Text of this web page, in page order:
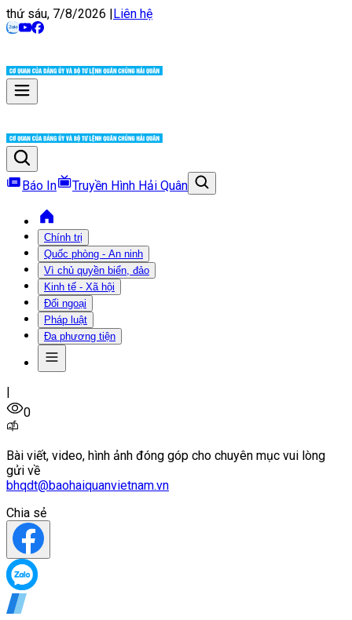
thứ sáu, 7/8/2026 |Liên hệ
Báo In Truyền Hình Hải Quân
Chính trị
Quốc phòng - An ninh
Vì chủ quyền biển, đảo
Kinh tế - Xã hội
Đối ngoại
Pháp luật
Đa phương tiện
|
0
Bài viết, video, hình ảnh đóng góp cho chuyên mục vui lòng
gửi về
bhqdt@baohaiquanvietnam.vn
Chia sẻ